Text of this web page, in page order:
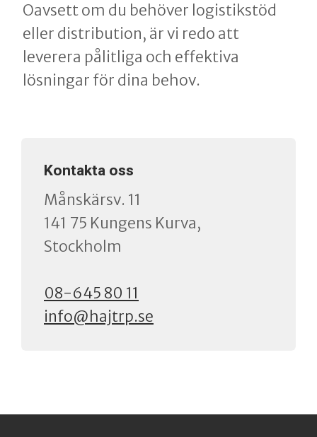
Oavsett om du behöver logistikstöd
eller distribution, är vi redo att
leverera pålitliga och effektiva
lösningar för dina behov.
Kontakta oss
​​​​​​​Månskärsv. 11
141 75 Kungens Kurva,
Stockholm
08-645 80 11
info@hajtrp.se